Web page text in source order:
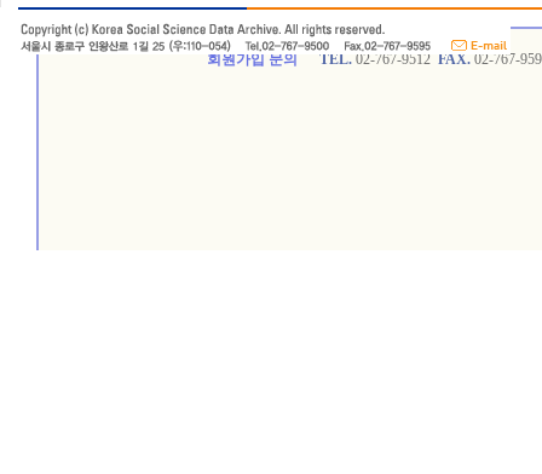
회원가입 문의 TEL. 02-767-9512 FAX. 02-767-